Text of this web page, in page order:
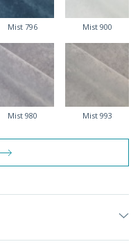
Mist 796 Mist 900
Mist 980 Mist 993